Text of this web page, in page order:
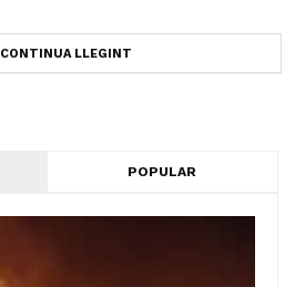
CONTINUA LLEGINT
POPULAR